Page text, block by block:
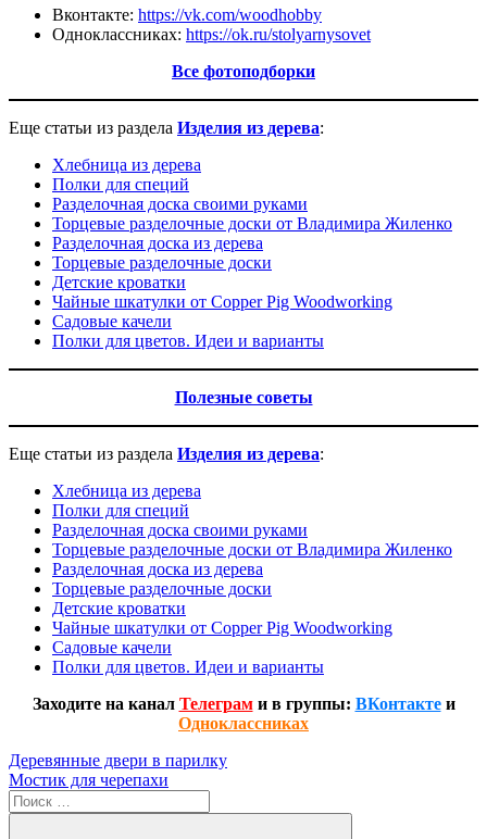
Вконтакте: https://vk.com/woodhobby
Одноклассниках: https://ok.ru/stolyarnysovet
Все фотоподборки
Еще статьи из раздела Изделия из дерева:
Хлебница из дерева
Полки для специй
Разделочная доска своими руками
Торцевые разделочные доски от Владимира Жиленко
Разделочная доска из дерева
Торцевые разделочные доски
Детские кроватки
Чайные шкатулки от Copper Pig Woodworking
Садовые качели
Полки для цветов. Идеи и варианты
Полезные советы
Еще статьи из раздела Изделия из дерева:
Хлебница из дерева
Полки для специй
Разделочная доска своими руками
Торцевые разделочные доски от Владимира Жиленко
Разделочная доска из дерева
Торцевые разделочные доски
Детские кроватки
Чайные шкатулки от Copper Pig Woodworking
Садовые качели
Полки для цветов. Идеи и варианты
Заходите на канал Телеграми в группы: ВКонтактеи
Одноклассниках
Навигация
по
записям
Предыдущая
запись:
Деревянные двери в парилку
Следующая
запись:
Мостик для черепахи
Поиск
для: